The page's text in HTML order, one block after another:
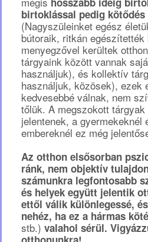
birtoklással pedig
(Nagyszüleinket egész
bútoraik, ritkán
menyegzővel kerültek
tárgyaink között vannak
használjuk), és kollektív
használjuk, közösek), ezek
kedvesebbé válnak, nem
tőlük. A megszokott
jelentenek, a gyermekeknél
embereknél ez még
Az otthon elsősorban
ránk, nem objektív
számunkra legfontosabb
és helyek együtt jelentik
ettől válik különlegessé,
nehéz, ha ez a hármas
stb.) valahol sérül.